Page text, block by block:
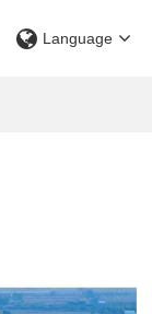
Language